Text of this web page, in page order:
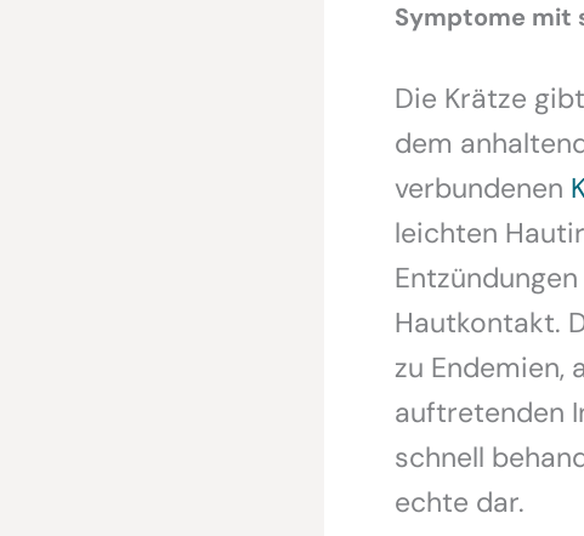
Symptome mit
Die Krätze
dem
verbundenen
leichten
Hautkontakt.
zu Endemien,
auftretenden
schnell
echte dar.